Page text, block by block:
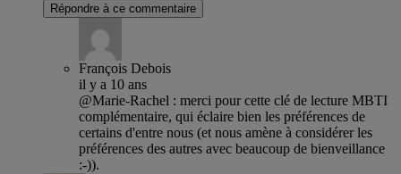
Répondre à ce commentaire
François Debois
il y a 10 ans
@Marie-Rachel : merci pour cette clé de lecture MBTI
complémentaire, qui éclaire bien les préférences de
certains d'entre nous (et nous amène à considérer les
préférences des autres avec beaucoup de bienveillance
:-)).